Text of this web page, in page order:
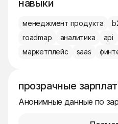
навыки
менеджмент продукта
roadmap
аналитика api
маркетплейс
saas
прозрачные
Анонимные данные по